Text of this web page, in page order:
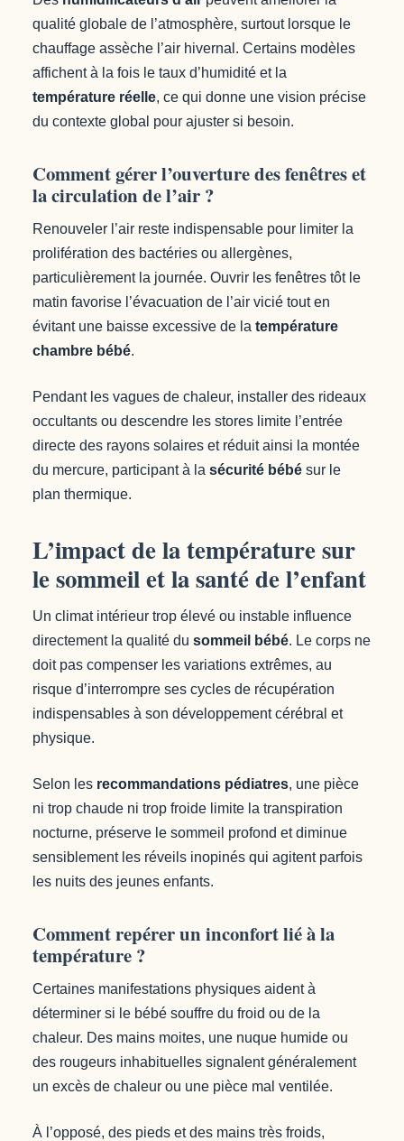
qualité globale de l’atmosphère, surtout lorsque le
chauffage assèche l’air hivernal. Certains modèles
affichent à la fois le taux d’humidité et la
température réelle, ce qui donne une vision précise
du contexte global pour ajuster si besoin.
Comment gérer l’ouverture des fenêtres et
la circulation de l’air ?
Renouveler l’air reste indispensable pour limiter la
prolifération des bactéries ou allergènes,
particulièrement la journée. Ouvrir les fenêtres tôt le
matin favorise l’évacuation de l’air vicié tout en
évitant une baisse excessive de la température
chambre bébé.
Pendant les vagues de chaleur, installer des rideaux
occultants ou descendre les stores limite l’entrée
directe des rayons solaires et réduit ainsi la montée
du mercure, participant à la sécurité bébé sur le
plan thermique.
L’impact de la température sur
le sommeil et la santé de l’enfant
Un climat intérieur trop élevé ou instable influence
directement la qualité du sommeil bébé. Le corps ne
doit pas compenser les variations extrêmes, au
risque d’interrompre ses cycles de récupération
indispensables à son développement cérébral et
physique.
Selon les recommandations pédiatres, une pièce
ni trop chaude ni trop froide limite la transpiration
nocturne, préserve le sommeil profond et diminue
sensiblement les réveils inopinés qui agitent parfois
les nuits des jeunes enfants.
Comment repérer un inconfort lié à la
température ?
Certaines manifestations physiques aident à
déterminer si le bébé souffre du froid ou de la
chaleur. Des mains moites, une nuque humide ou
des rougeurs inhabituelles signalent généralement
un excès de chaleur ou une pièce mal ventilée.
À l’opposé, des pieds et des mains très froids,